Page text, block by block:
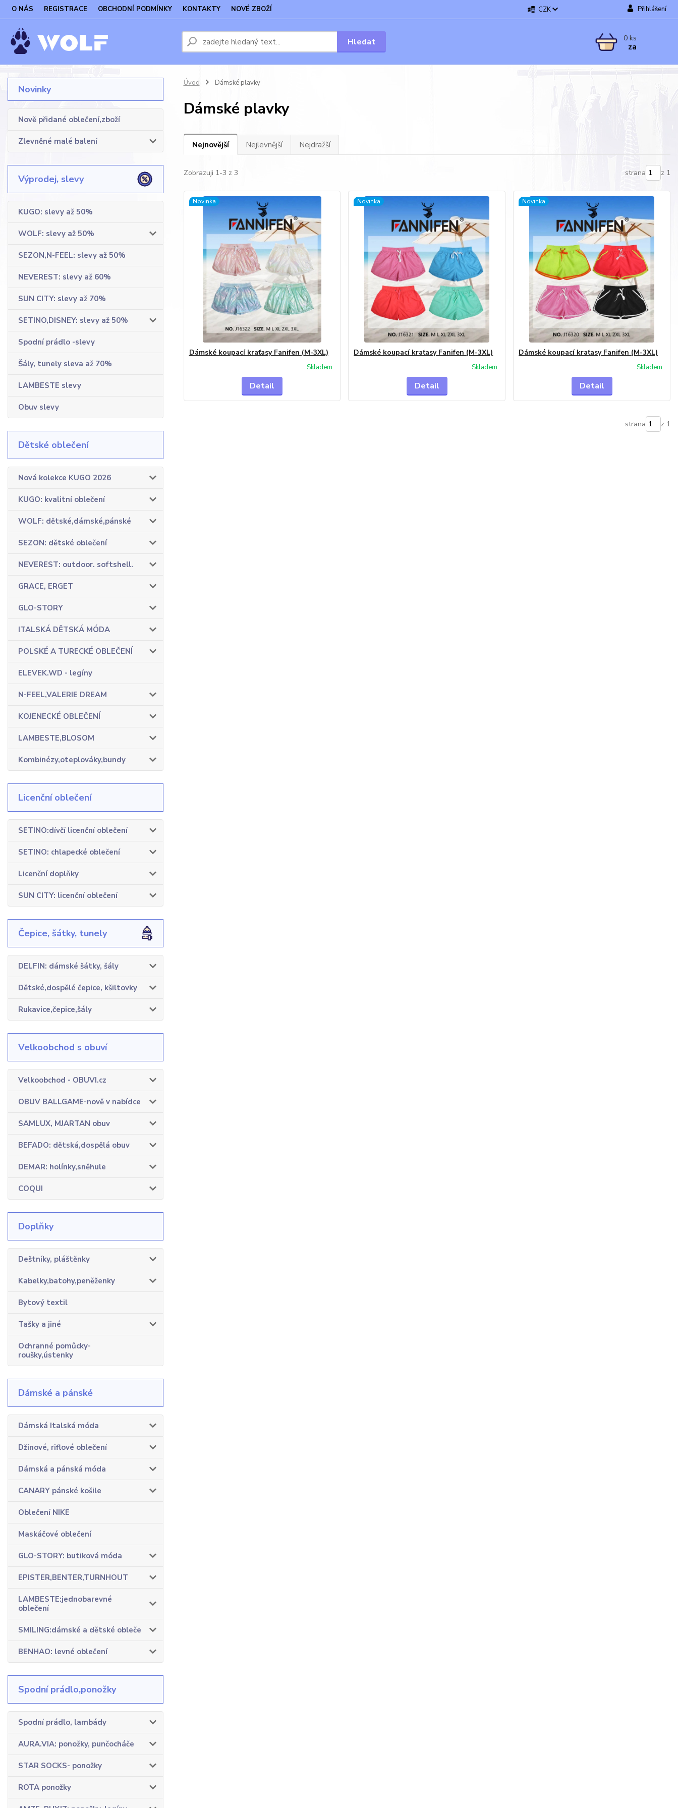
O NÁS REGISTRACE OBCHODNÍ PODMÍNKY KONTAKTY NOVÉ ZBOŽÍ CZK Přihlášení
Hledat 0 ks
za
Novinky
Nově přidané oblečení,zboží
Zlevněné malé balení
Výprodej, slevy
KUGO: slevy až 50%
WOLF: slevy až 50%
SEZON,N-FEEL: slevy až 50%
NEVEREST: slevy až 60%
SUN CITY: slevy až 70%
SETINO,DISNEY: slevy až 50%
Spodní prádlo -slevy
Šály, tunely sleva až 70%
LAMBESTE slevy
Obuv slevy
Dětské oblečení
Nová kolekce KUGO 2026
KUGO: kvalitní oblečení
WOLF: dětské,dámské,pánské
SEZON: dětské oblečení
NEVEREST: outdoor. softshell.
GRACE, ERGET
GLO-STORY
ITALSKÁ DĚTSKÁ MÓDA
POLSKÉ A TURECKÉ OBLEČENÍ
ELEVEK.WD - legíny
N-FEEL,VALERIE DREAM
KOJENECKÉ OBLEČENÍ
LAMBESTE,BLOSOM
Kombinézy,oteplováky,bundy
Licenční oblečení
SETINO:dívčí licenční oblečení
SETINO: chlapecké oblečení
Licenční doplňky
SUN CITY: licenční oblečení
Čepice, šátky, tunely
DELFIN: dámské šátky, šály
Dětské,dospělé čepice, kšiltovky
Rukavice,čepice,šály
Velkoobchod s obuví
Velkoobchod - OBUVI.cz
OBUV BALLGAME-nově v nabídce
SAMLUX, MJARTAN obuv
BEFADO: dětská,dospělá obuv
DEMAR: holínky,sněhule
COQUI
Doplňky
Deštníky, pláštěnky
Kabelky,batohy,peněženky
Bytový textil
Tašky a jiné
Ochranné pomůcky-
roušky,ústenky
Dámské a pánské
Dámská Italská móda
Džínové, riflové oblečení
Dámská a pánská móda
CANARY pánské košile
Oblečení NIKE
Maskáčové oblečení
GLO-STORY: butiková móda
EPISTER,BENTER,TURNHOUT
LAMBESTE:jednobarevné
oblečení
SMILING:dámské a dětské obleče
BENHAO: levné oblečení
Spodní prádlo,ponožky
Spodní prádlo, lambády
AURA.VIA: ponožky, punčocháče
STAR SOCKS- ponožky
ROTA ponožky
Úvod Dámské plavky
Dámské plavky
Nejnovější Nejlevnější Nejdražší
Zobrazuji 1-3 z 3 strana z 1
Novinka
Dámské koupací kraťasy Fanifen (M-3XL)
Skladem
Detail
Novinka
Dámské koupací kraťasy Fanifen (M-3XL)
Skladem
Detail
Novinka
Dámské koupací kraťasy Fanifen (M-3XL)
Skladem
Detail
strana z 1